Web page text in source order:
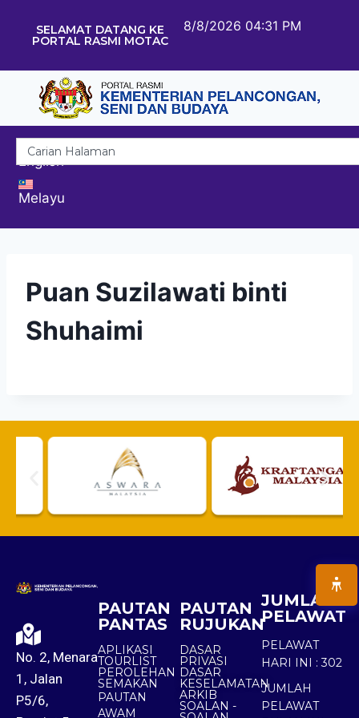
SELAMAT DATANG KE
PORTAL RASMI MOTAC
8/8/2026 04:31 PM
English
Melayu
Puan Suzilawati binti
Shuhaimi
No. 2, Menara
1, Jalan
P5/6,
PAUTAN
PANTAS
APLIKASI
TOURLIST
PEROLEHAN
SEMAKAN
PAUTAN
AWAM
PAUTAN
RUJUKAN
DASAR
PRIVASI
DASAR
KESELAMATAN
ARKIB
SOALAN -
JUMLAH
PELAWAT
PELAWAT
HARI INI : 302
JUMLAH
PELAWAT